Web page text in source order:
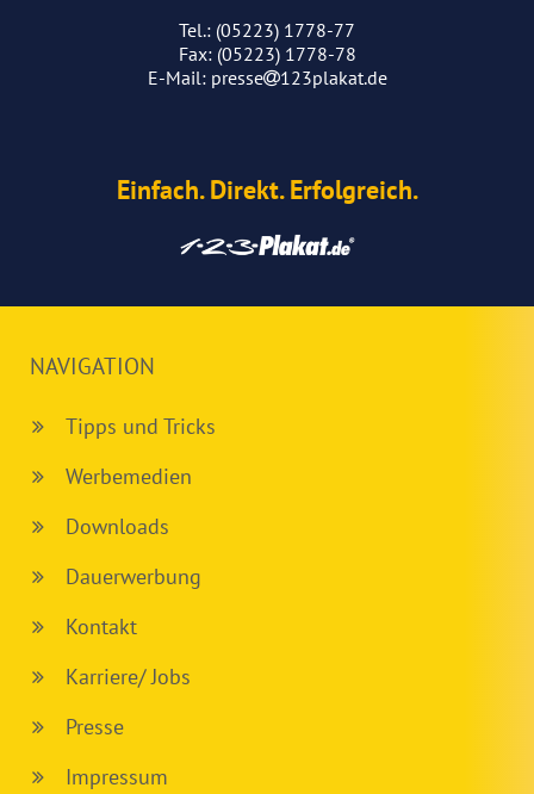
Tel.: (05223) 1778-77
Fax: (05223) 1778-78
E-Mail: presse 123plakat.de
Einfach. Direkt. Erfolgreich.
NAVIGATION
Tipps und Tricks
Werbemedien
Downloads
Dauerwerbung
Kontakt
Karriere/ Jobs
Presse
Impressum